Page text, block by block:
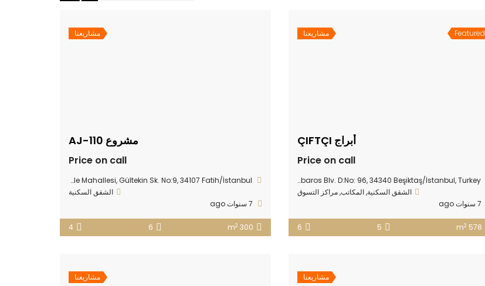
مشاريعنا
مشروع AJ-110
Price on call
Yedikule Mahallesi, Gültekin Sk. No:9, 34107 Fatih/İstanbul
الشقق السكنية
300 m
2
6
4
Featured مشاريعنا
أبراج ÇIFTÇI
Price on call
Nisbetiye Mahallesi, Barbaros Blv. D:No: 96, 34340 Beşiktaş/İstanbul, Turkey
الشقق السكنية,المكاتب,مراكز التسوق
578 m
2
5
6
مشاريعنا مشاريعنا